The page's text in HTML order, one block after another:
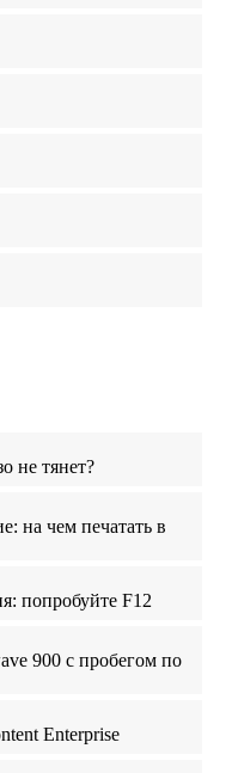
не тянет?
на чем печатать в
попробуйте F12
900 с пробегом по
Enterprise